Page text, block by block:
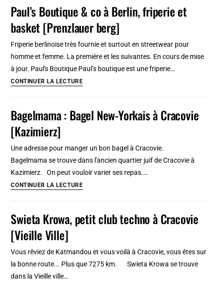
et
chic
Paul’s Boutique & co à Berlin, friperie et
basket [Prenzlauer berg]
Friperie berlinoise très fournie et surtout en streetwear pour
homme et femme. La première et les suivantes. En cours de mise
à jour. Paul's Boutique Paul’s boutique est une friperie…
CONTINUER LA LECTUREPaul’s
co
[Prenzlauer
Bagelmama : Bagel New-Yorkais à Cracovie
[Kazimierz]
Une adresse pour manger un bon bagel à Cracovie.
Bagelmama se trouve dans l'ancien quartier juif de Cracovie à
Kazimierz. On peut vouloir varier ses repas.…
CONTINUER LA LECTUREBagelmama
New-
Swieta Krowa, petit club techno à Cracovie
[Vieille Ville]
Vous rêviez de Katmandou et vous voilà à Cracovie, vous êtes sur
la bonne route... Plus que 7275 km. Swieta Krowa se trouve
dans la Vieille ville…